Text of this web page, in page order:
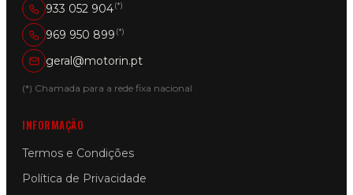
933 052 904(*)
969 950 899 (*)
geral@motorin.pt
(*) Chamada para a rede fixa nacional
INFORMAÇÃO
Termos e Condições
Política de Privacidade